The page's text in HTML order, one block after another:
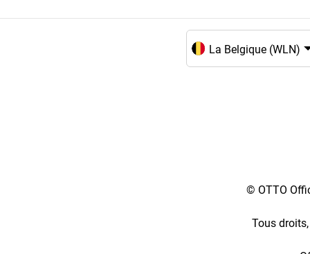
Choix de la langue et du
© OTTO
Tous